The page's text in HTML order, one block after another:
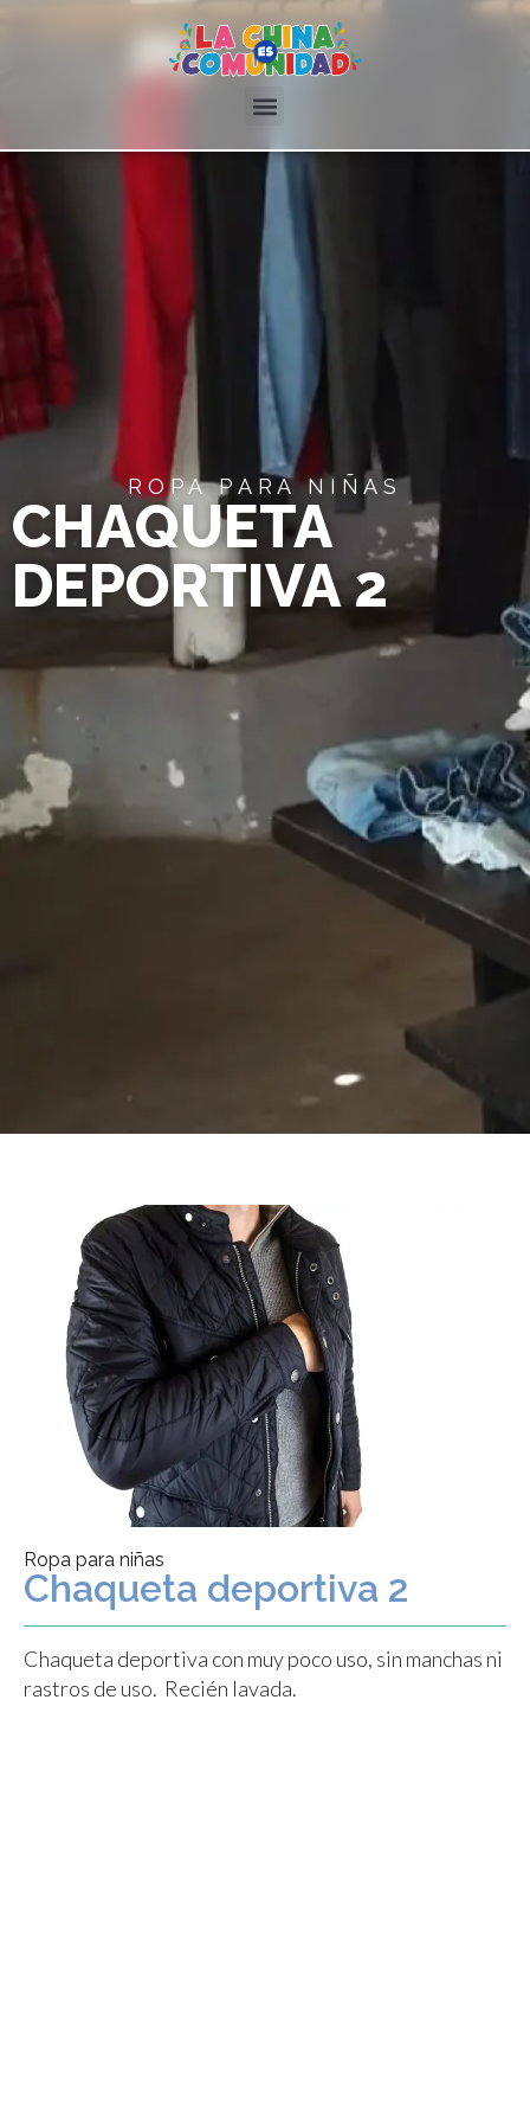
ROPA PARA NIÑAS
CHAQUETA
DEPORTIVA 2
Ropa para niñas
Chaqueta deportiva 2
Chaqueta deportiva con muy poco uso, sin manchas ni
rastros de uso. Recién lavada.